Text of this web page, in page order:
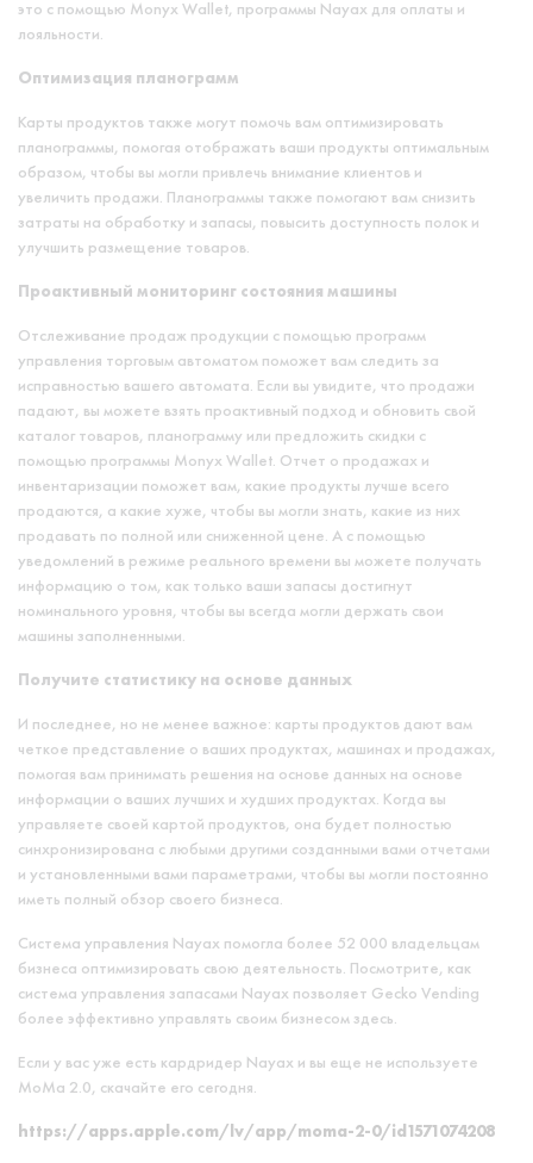
это с помощью Monyx Wallet, программы Nayax для оплаты и
лояльности.
Оптимизация планограмм
Карты продуктов также могут помочь вам оптимизировать
планограммы, помогая отображать ваши продукты оптимальным
образом, чтобы вы могли привлечь внимание клиентов и
увеличить продажи. Планограммы также помогают вам снизить
затраты на обработку и запасы, повысить доступность полок и
улучшить размещение товаров.
Проактивный мониторинг состояния машины
Отслеживание продаж продукции с помощью программ
управления торговым автоматом поможет вам следить за
исправностью вашего автомата. Если вы увидите, что продажи
падают, вы можете взять проактивный подход и обновить свой
каталог товаров, планограмму или предложить скидки с
помощью программы Monyx Wallet. Отчет о продажах и
инвентаризации поможет вам, какие продукты лучше всего
продаются, а какие хуже, чтобы вы могли знать, какие из них
продавать по полной или сниженной цене. А с помощью
уведомлений в режиме реального времени вы можете получать
информацию о том, как только ваши запасы достигнут
номинального уровня, чтобы вы всегда могли держать свои
машины заполненными.
Получите статистику на основе данных
И последнее, но не менее важное: карты продуктов дают вам
четкое представление о ваших продуктах, машинах и продажах,
помогая вам принимать решения на основе данных на основе
информации о ваших лучших и худших продуктах. Когда вы
управляете своей картой продуктов, она будет полностью
синхронизирована с любыми другими созданными вами отчетами
и установленными вами параметрами, чтобы вы могли постоянно
иметь полный обзор своего бизнеса.
Система управления Nayax помогла более 52 000 владельцам
бизнеса оптимизировать свою деятельность. Посмотрите, как
система управления запасами Nayax позволяет Gecko Vending
более эффективно управлять своим бизнесом здесь.
Если у вас уже есть кардридер Nayax и вы еще не используете
MoMa 2.0, скачайте его сегодня.
https://apps.apple.com/lv/app/moma-2-0/id1571074208